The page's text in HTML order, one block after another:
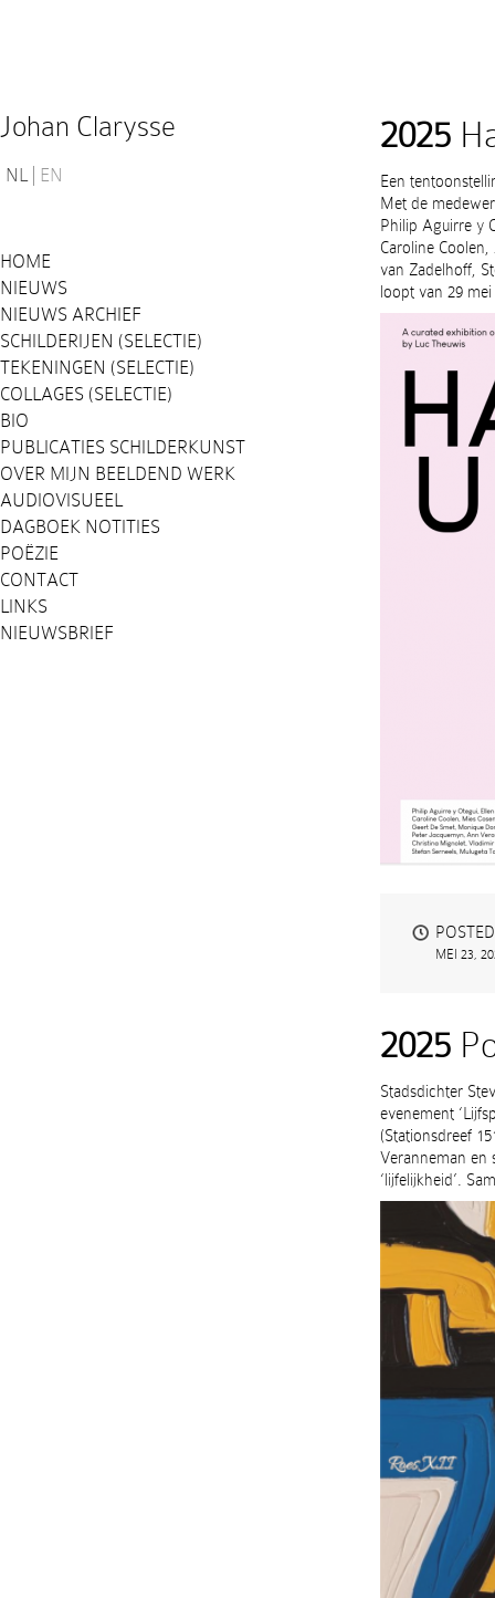
Johan Clarysse
NL EN
HOME
NIEUWS
NIEUWS ARCHIEF
SCHILDERIJEN (SELECTIE)
TEKENINGEN (SELECTIE)
COLLAGES (SELECTIE)
BIO
PUBLICATIES SCHILDERKUNST
OVER MIJN BEELDEND WERK
AUDIOVISUEEL
DAGBOEK NOTITIES
POËZIE
CONTACT
LINKS
NIEUWSBRIEF
2025
Een
Met de
Philip Aguirre y
Caroline
van Zadelhoff,
loopt van 29
MEI 23,
2025
Stadsdichter
evenement
(Stationsdreef
Veranneman en
‘lijfelijkheid’.